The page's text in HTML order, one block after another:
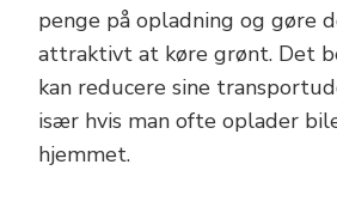
penge på opladning og gøre
attraktivt at køre grønt. Det
kan reducere sine
især hvis man ofte oplader
hjemmet.